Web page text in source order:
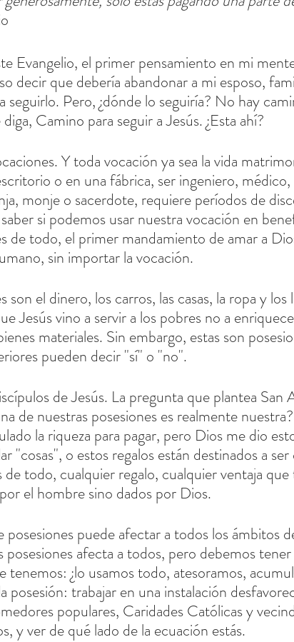
Evangelio, el primer pensamiento en mi
decir que debería abandonar a mi esposo,
seguirlo. Pero, ¿dónde lo seguiría? No hay
Camino para seguir a Jesús. ¿Esta ahí?
Y toda vocación ya sea la vida
o en una fábrica, ser ingeniero,
monje o sacerdote, requiere períodos de
si podemos usar nuestra vocación en
de todo, el primer mandamiento de amar a
sin importar la vocación.
son el dinero, los carros, las casas, la ropa y
Jesús vino a servir a los pobres no a
materiales. Sin embargo, estas son
pueden decir "sí" o "no".
de Jesús. La pregunta que plantea San
de nuestras posesiones es realmente
la riqueza para pagar, pero Dios me dio
"cosas", o estos regalos están destinados a
todo, cualquier regalo, cualquier ventaja
el hombre sino dados por Dios.
posesiones puede afectar a todos los ámbitos
posesiones afecta a todos, pero debemos
tenemos: ¿lo usamos todo, atesoramos,
posesión: trabajar en una instalación
populares, Caridades Católicas y
y ver de qué lado de la ecuación estás.